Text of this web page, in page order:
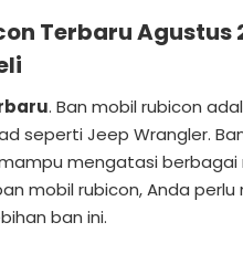
Terbaru Agustus
. Ban mobil rubicon
seperti Jeep Wrangler.
mengatasi
mobil rubicon, Anda
ban ini.